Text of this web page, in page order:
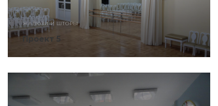
ЖАЛЮЗИ И ШТОРЫ
Проект 5